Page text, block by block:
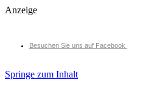
Anzeige
Besuchen Sie uns auf Facebook
Springe zum Inhalt